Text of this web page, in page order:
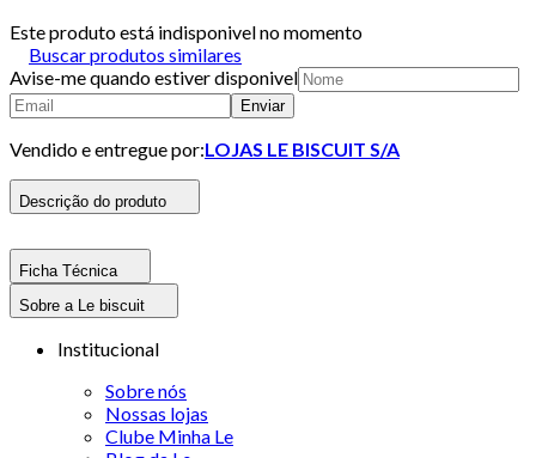
Este produto está indisponivel no momento
Buscar produtos similares
Avise-me quando estiver disponivel
Enviar
Vendido e entregue por:LOJAS LE BISCUIT S/A
Descrição do produto
Ficha Técnica
Sobre a Le biscuit
Institucional
Sobre nós
Nossas lojas
Clube Minha Le